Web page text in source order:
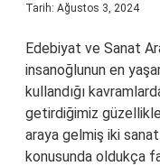
Tarih: Ağustos 3, 2024
Edebiyat ve Sanat
insanoğlunun en
kullandığı
getirdiğimiz
araya gelmiş iki
konusunda oldukça